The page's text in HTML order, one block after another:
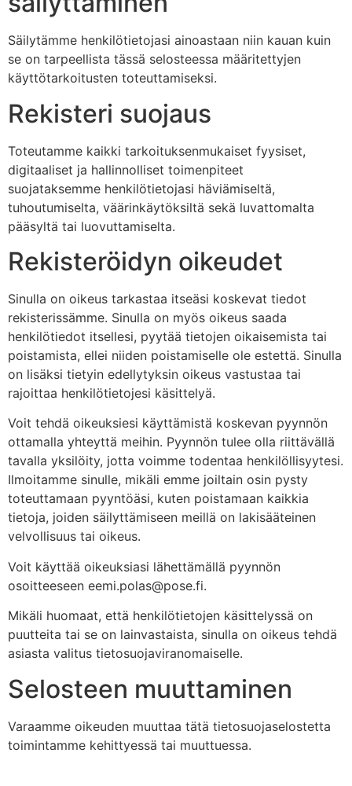
Säilytämme henkilötietojasi ainoastaan niin kauan kuin
se on tarpeellista tässä selosteessa määritettyjen
käyttötarkoitusten toteuttamiseksi.
Rekisteri suojaus
Toteutamme kaikki tarkoituksenmukaiset fyysiset,
digitaaliset ja hallinnolliset toimenpiteet
suojataksemme henkilötietojasi häviämiseltä,
tuhoutumiselta, väärinkäytöksiltä sekä luvattomalta
pääsyltä tai luovuttamiselta.
Rekisteröidyn oikeudet
Sinulla on oikeus tarkastaa itseäsi koskevat tiedot
rekisterissämme. Sinulla on myös oikeus saada
henkilötiedot itsellesi, pyytää tietojen oikaisemista tai
poistamista, ellei niiden poistamiselle ole estettä. Sinulla
on lisäksi tietyin edellytyksin oikeus vastustaa tai
rajoittaa henkilötietojesi käsittelyä.
Voit tehdä oikeuksiesi käyttämistä koskevan pyynnön
ottamalla yhteyttä meihin. Pyynnön tulee olla riittävällä
tavalla yksilöity, jotta voimme todentaa henkilöllisyytesi.
Ilmoitamme sinulle, mikäli emme joiltain osin pysty
toteuttamaan pyyntöäsi, kuten poistamaan kaikkia
tietoja, joiden säilyttämiseen meillä on lakisääteinen
velvollisuus tai oikeus.
Voit käyttää oikeuksiasi lähettämällä pyynnön
osoitteeseen eemi.polas@pose.fi.
Mikäli huomaat, että henkilötietojen käsittelyssä on
puutteita tai se on lainvastaista, sinulla on oikeus tehdä
asiasta valitus tietosuojaviranomaiselle.
Selosteen muuttaminen
Varaamme oikeuden muuttaa tätä tietosuojaselostetta
toimintamme kehittyessä tai muuttuessa.